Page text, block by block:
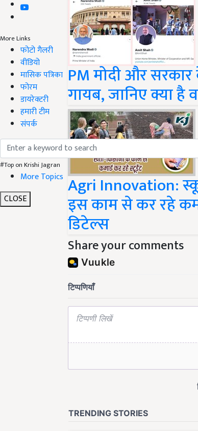
More Links
फोटो गैलरी
वीडियो
मासिक पत्रिका
फोरम
डायरेक्टरी
हमारी टीम
संपर्क
#Top on Krishi Jagran
More Topics
CLOSE
PM मोदी और
गायब, जानिए क्या है
Agri Innovation:
इस काम से कर रहे
डिटेल्स
Share your comments